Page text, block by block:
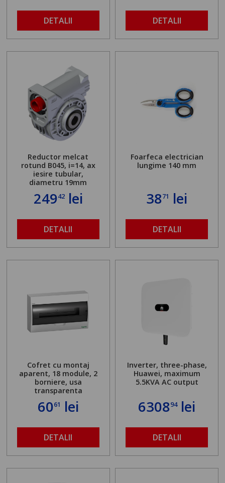
DETALII DETALII
Reductor melcat
rotund B045, i=14, ax
iesire tubular,
diametru 19mm
24942lei
DETALII
Foarfeca electrician
lungime 140 mm
3871 lei
DETALII
Cofret cu montaj
aparent, 18 module, 2
borniere, usa
transparenta
6061 lei
DETALII
Inverter, three-phase,
Huawei, maximum
5.5KVA AC output
630894lei
DETALII